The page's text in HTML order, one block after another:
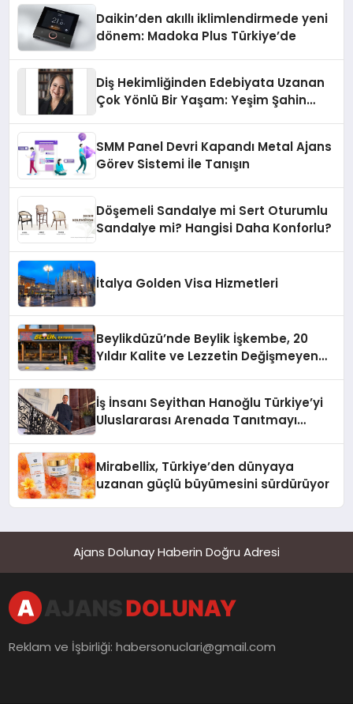
Daikin’den akıllı iklimlendirmede yeni
dönem: Madoka Plus Türkiye’de
Diş Hekimliğinden Edebiyata Uzanan
Çok Yönlü Bir Yaşam: Yeşim Şahin
SMM Panel Devri Kapandı Metal Ajans
Görev Sistemi İle Tanışın
Döşemeli Sandalye mi Sert Oturumlu
Sandalye mi? Hangisi Daha Konforlu?
İtalya Golden Visa Hizmetleri
Beylikdüzü’nde Beylik İşkembe, 20
Yıldır Kalite ve Lezzetin Değişmeyen
İş İnsanı Seyithan Hanoğlu Türkiye’yi
Uluslararası Arenada Tanıtmayı
Mirabellix, Türkiye’den dünyaya
uzanan güçlü büyümesini sürdürüyor
Ajans Dolunay Haberin Doğru Adresi
Reklam ve İşbirliği:habersonuclari@gmail.com